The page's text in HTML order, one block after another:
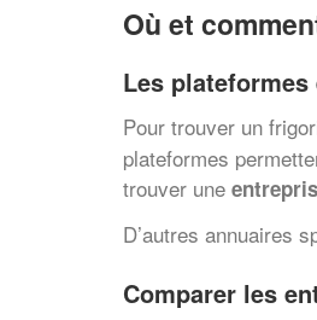
Où et
Les
Pour trouver un
plateformes
trouver une
D’autres annuaires
Comparer les